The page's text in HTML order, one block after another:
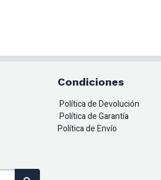
Condiciones
Política de Devolución
Política de Garantía
Política de Envío